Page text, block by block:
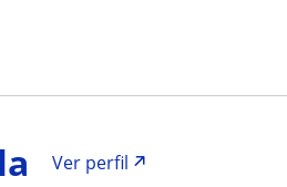
Ver perfil